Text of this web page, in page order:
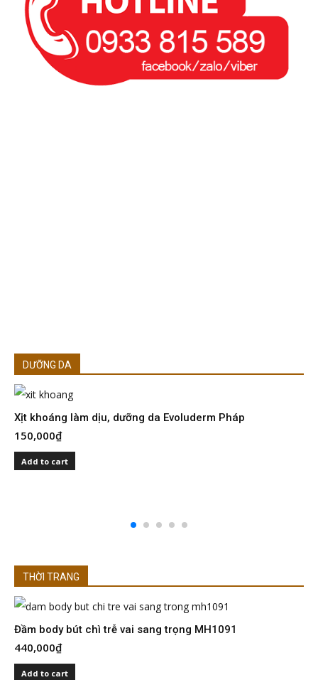
DƯỠNG DA
Xịt khoáng làm dịu, dưỡng da Evoluderm Pháp
150,000₫
Add to cart
THỜI TRANG
Đầm body bút chì trễ vai sang trọng MH1091
440,000₫
Add to cart